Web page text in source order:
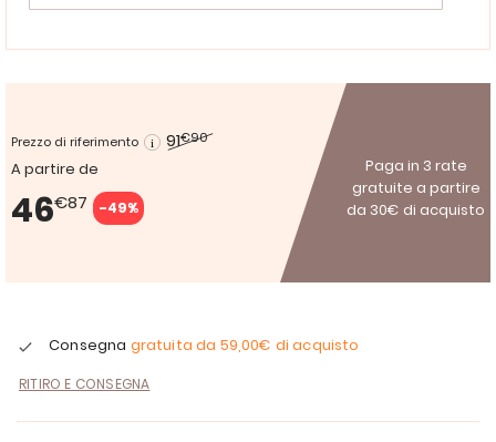
Prezzo di riferimento 91€90
A partire de
46€87 -49%
Paga in 3 rate
gratuite a partire
da 30€ di acquisto
Consegna gratuita da 59,00€ di acquisto
RITIRO E CONSEGNA